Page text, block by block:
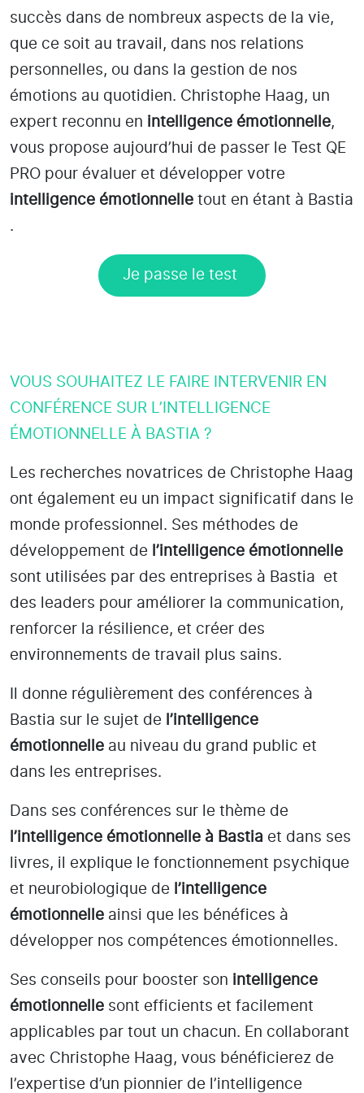
succès dans de nombreux aspects de la vie,
que ce soit au travail, dans nos relations
personnelles, ou dans la gestion de nos
émotions au quotidien. Christophe Haag, un
expert reconnu en intelligence émotionnelle,
vous propose aujourd’hui de passer le Test QE
PRO pour évaluer et développer votre
intelligence émotionnelle tout en étant à Bastia
.
Je passe le test
VOUS SOUHAITEZ LE FAIRE INTERVENIR EN
CONFÉRENCE SUR L’INTELLIGENCE
ÉMOTIONNELLE À BASTIA ?
Les recherches novatrices de Christophe Haag
ont également eu un impact significatif dans le
monde professionnel. Ses méthodes de
développement de l’intelligence émotionnelle
sont utilisées par des entreprises à Bastia
et
des leaders pour améliorer la communication,
renforcer la résilience, et créer des
environnements de travail plus sains.
Il donne régulièrement des conférences à
Bastia sur le sujet de l’intelligence
émotionnelle au niveau du grand public et
dans les entreprises.
Dans ses conférences sur le thème de
l’intelligence émotionnelle à Bastia et dans ses
livres, il explique le fonctionnement psychique
et neurobiologique de l’intelligence
émotionnelle ainsi que les bénéfices à
développer nos compétences émotionnelles.
Ses conseils pour booster son intelligence
émotionnelle sont efficients et facilement
applicables par tout un chacun. En collaborant
avec Christophe Haag, vous bénéficierez de
l’expertise d’un pionnier de l’intelligence